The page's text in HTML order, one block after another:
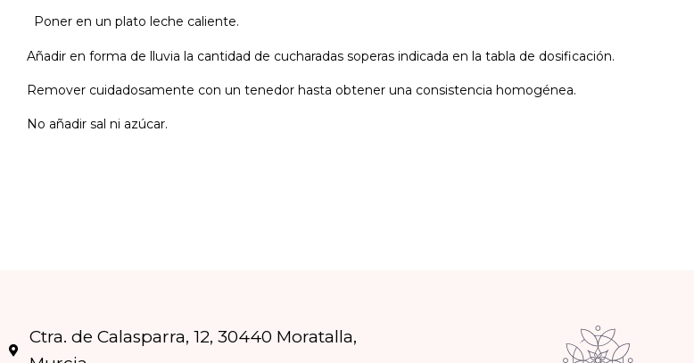
Poner en un plato leche caliente.
Añadir en forma de lluvia la cantidad de cucharadas soperas indicada en la tabla de dosificación.
Remover cuidadosamente con un tenedor hasta obtener una consistencia homogénea.
No añadir sal ni azúcar.
Ctra. de Calasparra, 12, 30440 Moratalla,